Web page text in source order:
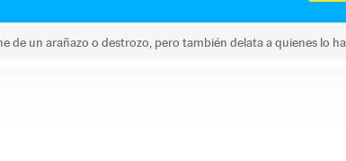
de un arañazo o destrozo, pero también delata a quienes lo